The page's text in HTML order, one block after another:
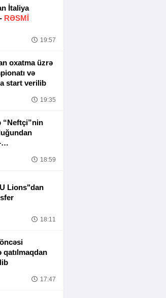
İtaliya
RƏSMİ
19:57
oxatma üzrə
və
start verilib
19:35
“Neftçi”nin
MƏNIM 18:59
Lions"dan
18:11
qatılmaqdan
17:47